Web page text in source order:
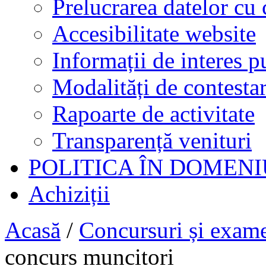
Prelucrarea datelor cu
Accesibilitate website
Informații de interes
Modalități de
Rapoarte de activitate
Transparență venituri
POLITICA ÎN
Achiziții
Acasă / Concursuri și
concurs muncitori